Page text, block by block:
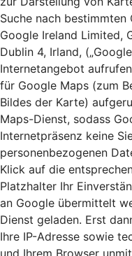
Suche nach
Google Ireland Limited,
Dublin 4, Irland,
Internetangebot
für Google Maps (zum
Bildes der Karte)
Maps-Dienst, sodass
Internetpräsenz keine
personenbezogenen
Klick auf die
Platzhalter Ihr
an Google übermittelt
Dienst geladen. Erst
Ihre IP-Adresse sowie
und Ihrem Browser